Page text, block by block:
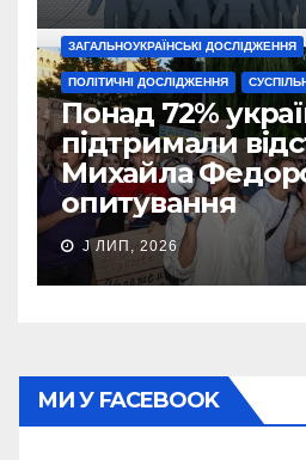
ЗАГАЛЬНОУКРАЇНСЬКІ ДОСЛІДЖЕННЯ
ПОЛІТИЧНІ ДОСЛІДЖЕННЯ
Понад 72%
підтримали
Михайла
опитування
J ЛИП, 2026
МИ У FACEBOOK